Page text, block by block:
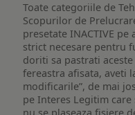
Toate categoriile de
Scopurilor de
presetate INACTIVE
strict necesare pentru
doriti sa pastrati
fereastra afisata, aveti
modificarile”, de mai
pe Interes Legitim